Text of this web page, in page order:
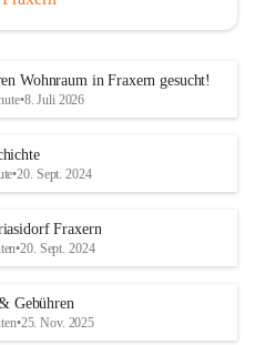
Wohnraum in Fraxern gesucht!
•8. Juli 2026
•20. Sept. 2024
Fraxern
•20. Sept. 2024
Gebühren
•25. Nov. 2025